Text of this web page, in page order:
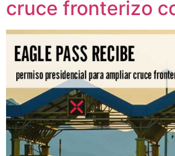
cruce fronterizo